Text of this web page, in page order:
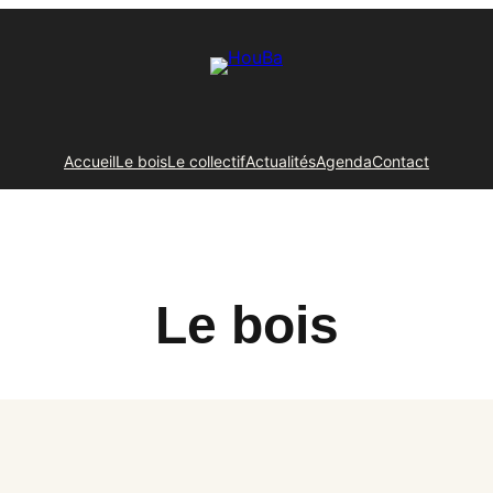
AccueilLe boisLe collectifActualitésAgendaContact
Le bois